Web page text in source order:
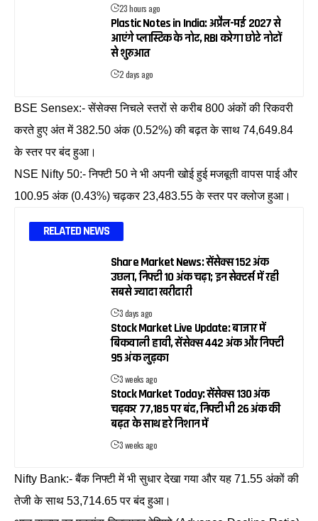
23 hours ago
Plastic Notes in India: अप्रैल-मई 2027 से
आएंगे प्लास्टिक के नोट, RBI करेगा छोटे नोटों
से शुरुआत
2 days ago
BSE Sensex:- सेंसेक्स निचले स्तरों से करीब 800 अंकों की रिकवरी
करते हुए अंत में 382.50 अंक (0.52%) की बढ़त के साथ 74,649.84
के स्तर पर बंद हुआ।
NSE Nifty 50:- निफ्टी 50 ने भी अपनी खोई हुई मजबूती वापस पाई और
100.95 अंक (0.43%) चढ़कर 23,483.55 के स्तर पर क्लोज हुआ।
RELATED NEWS
Share Market News: सेंसेक्स 152 अंक
उछला, निफ्टी 10 अंक चढ़ा; इन सेक्टर्स में रही
सबसे ज्यादा खरीदारी
3 days ago
Stock Market Live Update: बाजार में
बिकवाली हावी, सेंसेक्स 442 अंक और निफ्टी
95 अंक लुढ़का
3 weeks ago
Stock Market Today: सेंसेक्स 130 अंक
चढ़कर 77,185 पर बंद, निफ्टी भी 26 अंक की
बढ़त के साथ हरे निशान में
3 weeks ago
Nifty Bank:- बैंक निफ्टी में भी सुधार देखा गया और यह 71.55 अंकों की
तेजी के साथ 53,714.65 पर बंद हुआ।